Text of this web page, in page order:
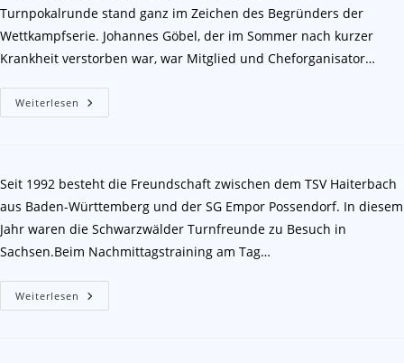
Turnpokalrunde stand ganz im Zeichen des Begründers der
Wettkampfserie. Johannes Göbel, der im Sommer nach kurzer
Krankheit verstorben war, war Mitglied und Cheforganisator…
Weiterlesen
Seit 1992 besteht die Freundschaft zwischen dem TSV Haiterbach
aus Baden-Württemberg und der SG Empor Possendorf. In diesem
Jahr waren die Schwarzwälder Turnfreunde zu Besuch in
Sachsen.Beim Nachmittagstraining am Tag…
Weiterlesen